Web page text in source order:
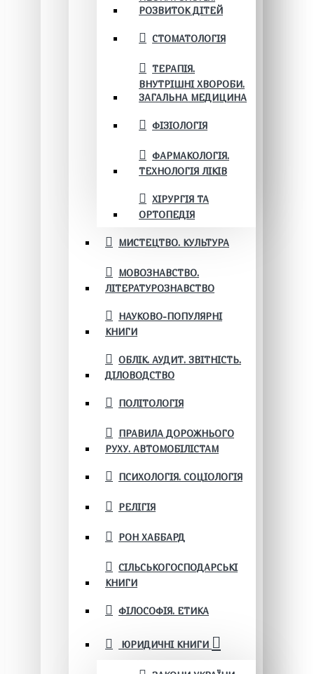
РОЗВИТОК ДІТЕЙ
СТОМАТОЛОГІЯ
ТЕРАПІЯ.
ВНУТРІШНІ ХВОРОБИ.
ЗАГАЛЬНА МЕДИЦИНА
ФІЗІОЛОГІЯ
ФАРМАКОЛОГІЯ.
ТЕХНОЛОГІЯ ЛІКІВ
ХІРУРГІЯ ТА
ОРТОПЕДІЯ
МИСТЕЦТВО. КУЛЬТУРА
МОВОЗНАВСТВО.
ЛІТЕРАТУРОЗНАВСТВО
НАУКОВО-ПОПУЛЯРНІ
КНИГИ
ОБЛІК. АУДИТ. ЗВІТНІСТЬ.
ДІЛОВОДСТВО
ПОЛІТОЛОГІЯ
ПРАВИЛА ДОРОЖНЬОГО
РУХУ. АВТОМОБІЛІСТАМ
ПСИХОЛОГІЯ. СОЦІОЛОГІЯ
РЕЛІГІЯ
РОН ХАББАРД
СІЛЬСЬКОГОСПОДАРСЬКІ
КНИГИ
ФІЛОСОФІЯ. ЕТИКА
ЮРИДИЧНІ КНИГИ